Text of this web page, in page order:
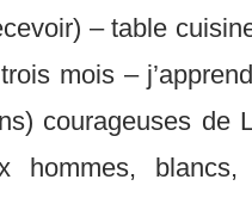
– table
mois –
courageuses de
hommes, blancs,